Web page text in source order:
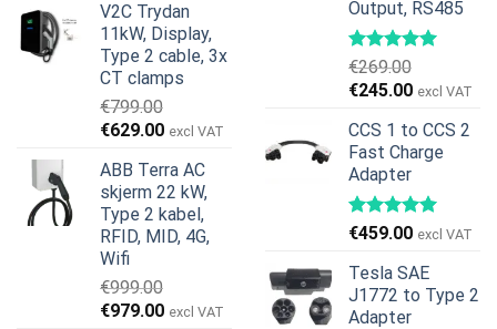
var:
€599.00.
er:
€379.00.
V2C Trydan
11kW, Display,
Type 2 cable, 3x
CT clamps
€799.00
Opprinnelig
var:
€799.00.
€629.00Nåværende
er:
€629.00.
excl VAT
ABB Terra AC
skjerm 22 kW,
Type 2 kabel,
RFID, MID, 4G,
Wifi
€999.00
Opprinnelig
€979.00Nåværende
excl VAT
Output, RS485
€269.00
Opprinnelig
var:
€269.00.
€245.00
er:
€245.00.
excl VAT
CCS 1 to CCS 2
Fast Charge
Adapter
€459.00 excl VAT
Tesla SAE
J1772 to Type 2
Adapter